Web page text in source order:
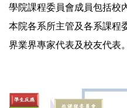
學院課程委員會成員包括校
本院各系所主管及各系課程
界業界專家代表及校友代表